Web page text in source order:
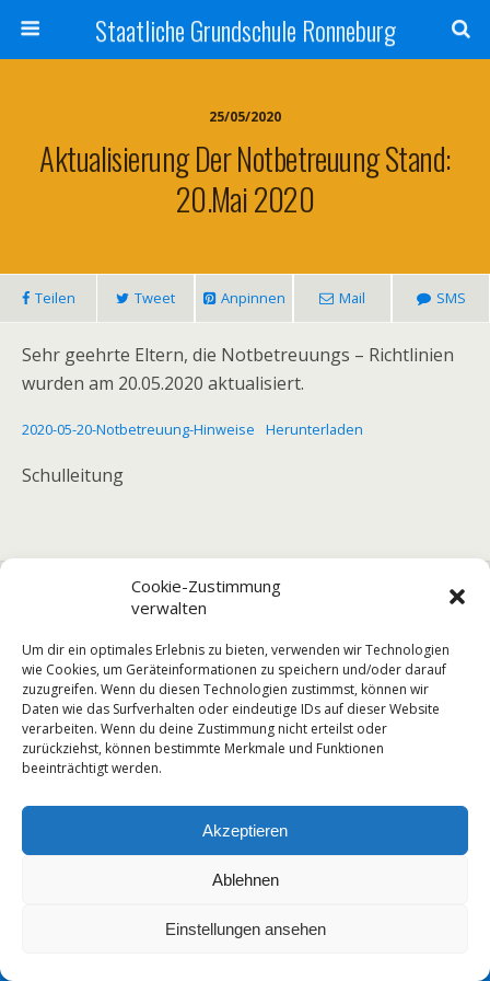
Cookie-Zustimmung
verwalten
Um dir ein optimales Erlebnis zu bieten, verwenden wir Technologien
wie Cookies, um Geräteinformationen zu speichern und/oder darauf
zuzugreifen. Wenn du diesen Technologien zustimmst, können wir
Daten wie das Surfverhalten oder eindeutige IDs auf dieser Website
verarbeiten. Wenn du deine Zustimmung nicht erteilst oder
zurückziehst, können bestimmte Merkmale und Funktionen
beeinträchtigt werden.
Akzeptieren
Ablehnen
Einstellungen ansehen
Staatliche Grundschule Ronneburg
25/05/2020
Aktualisierung Der Notbetreuung Stand:
20.Mai 2020
Teilen Tweet Anpinnen Mail SMS
Sehr geehrte Eltern, die Notbetreuungs – Richtlinien
wurden am 20.05.2020 aktualisiert.
2020-05-20-Notbetreuung-Hinweise Herunterladen
Schulleitung
Vorheriger Beitrag
Informationen Zur
Wiederaufnahme Des
Unterrichtes Ab 25.05.2020